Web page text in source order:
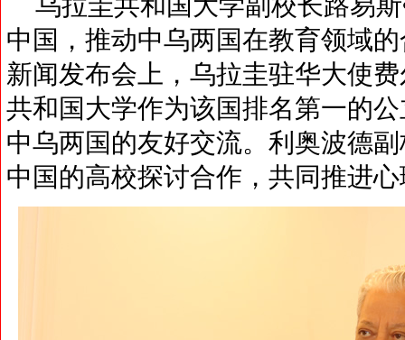
中国，推动中乌两国在教育领域
新闻发布会上，乌拉圭驻华大使
共和国大学作为该国排名第一的
中乌两国的友好交流。利奥波德
中国的高校探讨合作，共同推进